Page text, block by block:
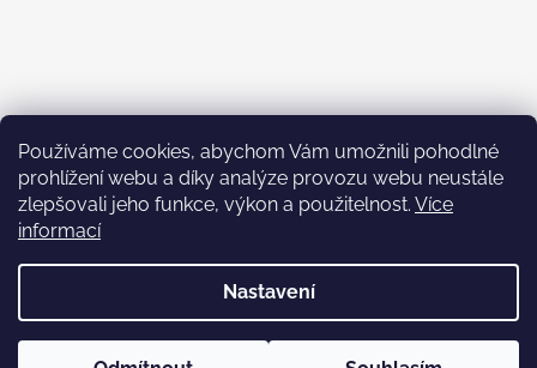
Používáme cookies, abychom Vám umožnili pohodlné
prohlížení webu a díky analýze provozu webu neustále
zlepšovali jeho funkce, výkon a použitelnost. Více
informací
Nastavení
Copyright 2026L.M. DEKOR dekorace. Všechna práva